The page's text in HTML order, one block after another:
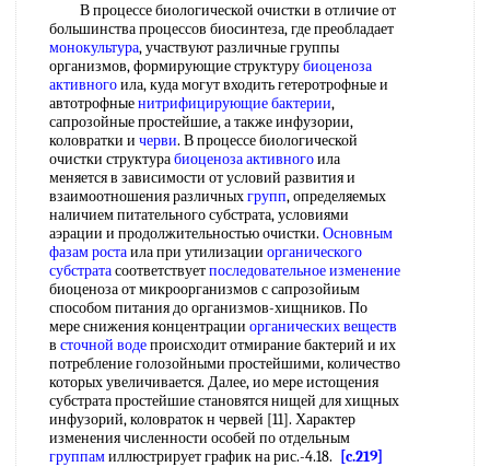
В процессе биологической очистки в отличие от
большинства процессов биосинтеза, где преобладает
монокультура, участвуют различные группы
организмов, формирующие структурубиоценоза
активногоила, куда могут входить гетеротрофные и
автотрофныенитрифицирующие бактерии,
сапрозойные простейшие, а также инфузории,
коловратки и черви. В процессе биологической
очистки структурабиоценоза активногоила
меняется в зависимости от условий развития и
взаимоотношения различныхгрупп, определяемых
наличием питательного субстрата, условиями
аэрации и продолжительностью очистки. Основным
фазамростаила при утилизации органического
субстратасоответствуетпоследовательное изменение
биоценоза от микроорганизмов с сапрозойиым
способом питания до организмов-хищников. По
мере снижения концентрации органических веществ
в сточной водепроисходит отмирание бактерий и их
потребление голозойными простейшими, количество
которых увеличивается. Далее, ио мере истощения
субстрата простейшие становятся нищей для хищных
инфузорий, коловраток н червей [11]. Характер
изменения численности особей по отдельным
группамиллюстрирует график на рис.-4.18.
[c.219]